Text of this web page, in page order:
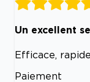
Un excellent
Efficace,
Paiement